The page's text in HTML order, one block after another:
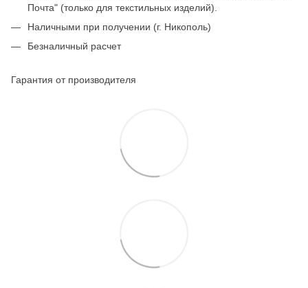
Почта" (только для текстильных изделий).
Наличными при получении (г. Никополь)
Безналичный расчет
Гарантия от производителя